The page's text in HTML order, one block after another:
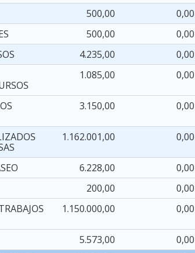
500,00 0,00
500,00 0,00
4.235,00 0,00
1.085,00 0,00
3.150,00 0,00
1.162.001,00 0,00
6.228,00 0,00
200,00 0,00
1.150.000,00 0,00
5.573,00 0,00